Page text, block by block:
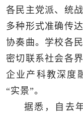
各民主党派、统
多种形式准确传
协奏曲。学校各
密切联系社会各
企业产科教深度
“实景”。
据悉，自去